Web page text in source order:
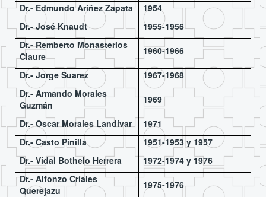
Dr.- Edmundo Ariñez Zapata
1954
Dr.- José Knaudt
1955-1956
Dr.- Remberto Monasterios
Claure
1960-1966
Dr.- Jorge Suarez
1967-1968
Dr.- Armando Morales
Guzmán
1969
Dr.- Oscar Morales Landívar
1971
Dr.- Casto Pinilla
1951-1953 y 1957
Dr.- Vidal Bothelo Herrera
1972-1974 y 1976
Dr.- Alfonzo Críales
Querejazu
1975-1976